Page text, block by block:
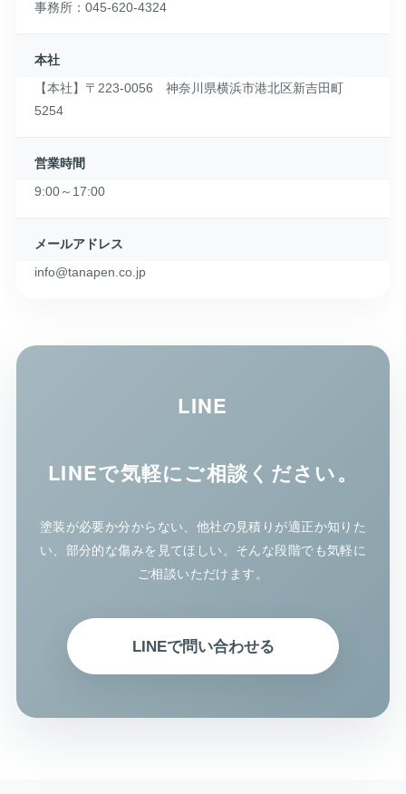
事務所：045-620-4324
本社
【本社】〒223-0056 神奈川県横浜市港北区新吉田町
5254
営業時間
9:00～17:00
メールアドレス
info@tanapen.co.jp